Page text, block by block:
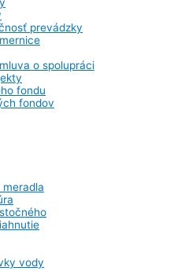
prevádzky
o spolupráci
fondu
fondov
vody